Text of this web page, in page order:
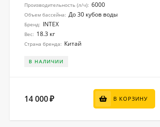
Производительность (л/ч): 6000
Объем бассейна: До 30 кубов воды
Бренд: INTEX
Вес: 18.3 кг
Страна бренда: Китай
В НАЛИЧИИ
14 000₽ В КОРЗИНУ